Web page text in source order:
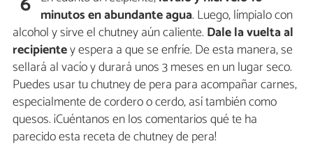
minutos en abundante agua. Luego, límpialo con
alcohol y sirve el chutney aún caliente. Dale la vuelta al
recipientey espera a que se enfríe. De esta manera, se
sellará al vacío y durará unos 3 meses en un lugar seco.
Puedes usar tu chutney de pera para acompañar carnes,
especialmente de cordero o cerdo, así también como
quesos. ¡Cuéntanos en los comentarios qué te ha
parecido esta receta de chutney de pera!